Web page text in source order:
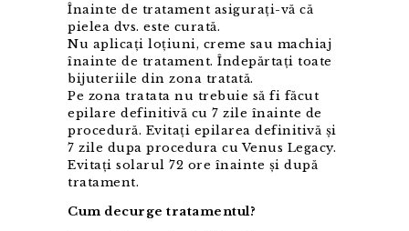
Înainte de tratament asigurați-vă că
pielea dvs. este curată.
Nu aplicați loțiuni, creme sau machiaj
înainte de tratament. Îndepărtați toate
bijuteriile din zona tratată.
Pe zona tratata nu trebuie să fi făcut
epilare definitivă cu 7 zile înainte de
procedură. Evitați epilarea definitivă și
7 zile dupa procedura cu Venus Legacy.
Evitați solarul 72 ore înainte și după
tratament.
Cum decurge tratamentul?